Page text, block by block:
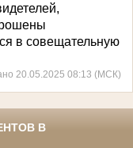
в совещательную
20.05.2025 08:13 (МСК)
В